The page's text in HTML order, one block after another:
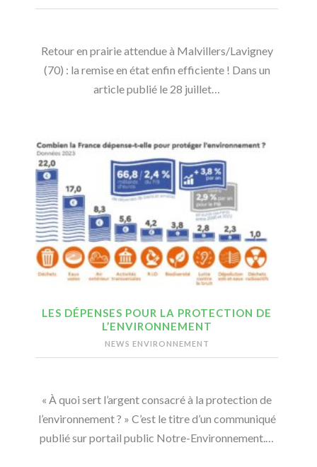
Retour en prairie attendue à Malvillers/Lavigney
(70) : la remise en état enfin efficiente ! Dans un
article publié le 28 juillet…
LES DÉPENSES POUR LA PROTECTION DE
L’ENVIRONNEMENT
NEWS ENVIRONNEMENT
« À quoi sert l’argent consacré à la protection de
l’environnement ? » C’est le titre d’un communiqué
publié sur portail public Notre-Environnement.…